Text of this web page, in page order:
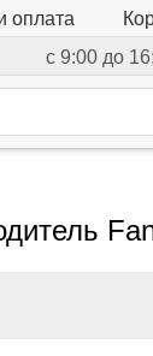
оплата
с 9:00 до